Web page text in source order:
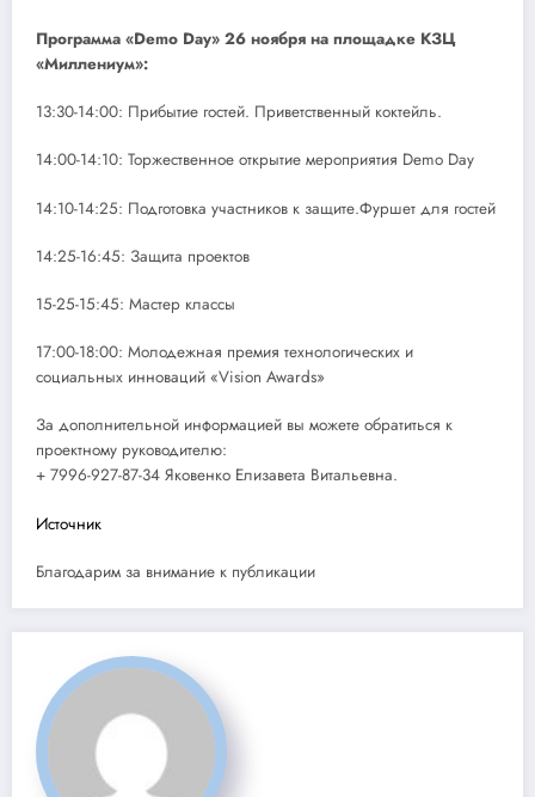
Программа «Demo Day» 26 ноября на площадке КЗЦ
«Миллениум»:
13:30-14:00: Прибытие гостей. Приветственный коктейль.
14:00-14:10: Торжественное открытие мероприятия Demo Day
14:10-14:25: Подготовка участников к защите.Фуршет для гостей
14:25-16:45: Защита проектов
15-25-15:45: Мастер классы
17:00-18:00: Молодежная премия технологических и
социальных инноваций «Vision Awards»
За дополнительной информацией вы можете обратиться к
проектному руководителю:
+ 7996-927-87-34 Яковенко Елизавета Витальевна.
Источник
Благодарим за внимание к публикации